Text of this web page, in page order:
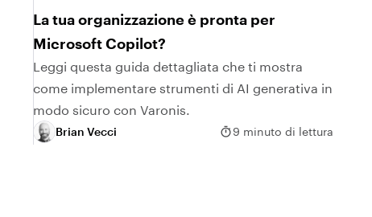
La tua organizzazione è pronta per
Microsoft Copilot?
Leggi questa guida dettagliata che ti mostra
come implementare strumenti di AI generativa in
modo sicuro con Varonis.
Brian Vecci 9 minuto di lettura